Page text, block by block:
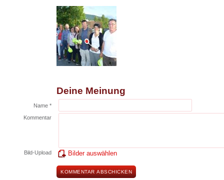
Deine Meinung
Name *
Kommentar
Bild-Upload Bilder auswählen